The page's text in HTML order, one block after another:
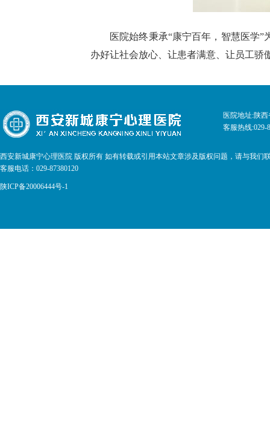
医院始终秉承“康宁百年，智慧医学
办好让社会放心、让患者满意、让员工骄
医院地址:陕
客服热线:029-
西安新城康宁心理医院 版权所有 如有转载或引用本站文章涉及版权问题，请与我们
客服电话：029-87380120
陕ICP备20006444号-1